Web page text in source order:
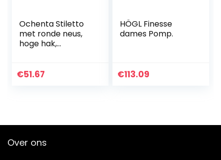
Ochenta Stiletto
met ronde neus,
hoge hak,
€51.67
HÖGL Finesse
dames Pomp.
€113.09
Over ons